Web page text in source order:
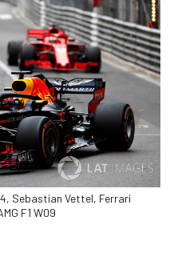
Sebastian Vettel, Ferrari
F1 W09